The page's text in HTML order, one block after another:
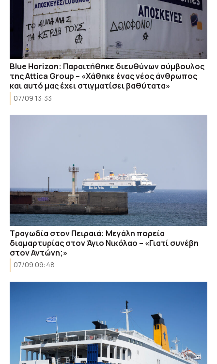
Blue Horizon: Παραιτήθηκε διευθύνων σύμβουλος
της Attica Group – «Xάθηκε ένας νέος άνθρωπος
και αυτό μας έχει στιγματίσει βαθύτατα»
07/09 13:33
Τραγωδία στον Πειραιά: Μεγάλη πορεία
διαμαρτυρίας στον Άγιο Νικόλαο – «Γιατί συνέβη
στον Αντώνη;»
07/09 09:48